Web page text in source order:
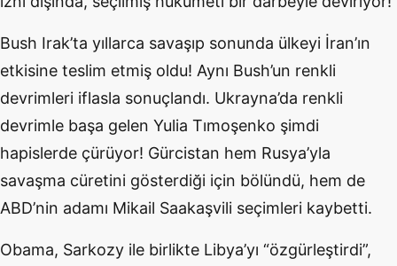
Bush Irak’ta yıllarca savaşıp sonunda ülkeyi İran’ın
etkisine teslim etmiş oldu! Aynı Bush’un renkli
devrimleri iflasla sonuçlandı. Ukrayna’da renkli
devrimle başa gelen Yulia Tımoşenko şimdi
hapislerde çürüyor! Gürcistan hem Rusya’yla
savaşma cüretini gösterdiği için bölündü, hem de
ABD’nin adamı Mikail Saakaşvili seçimleri kaybetti.
Obama, Sarkozy ile birlikte Libya’yı “özgürleştirdi”,